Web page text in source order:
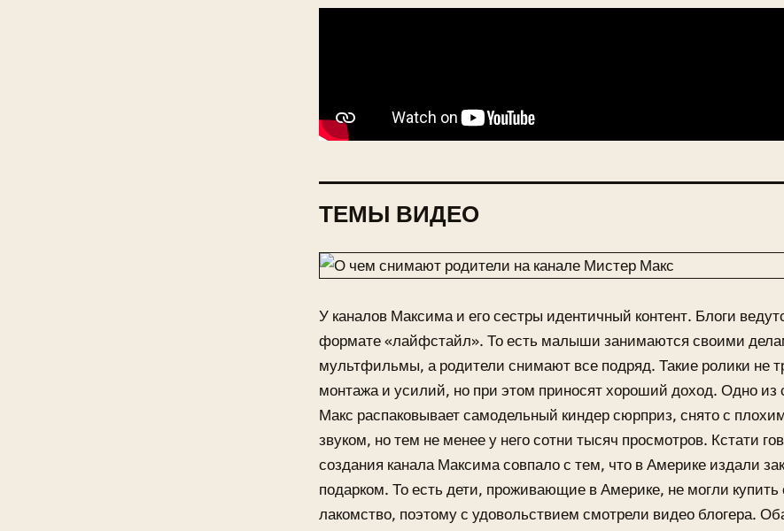
ТЕМЫ ВИДЕО
У каналов Максима и его сестры идентичный контент. Блоги
формате «лайфстайл». То есть малыши занимаются своими
мультфильмы, а родители снимают все подряд. Такие ролики не
монтажа и усилий, но при этом приносят хороший доход. Одно из
Макс распаковывает самодельный киндер сюрприз, снято с
звуком, но тем не менее у него сотни тысяч просмотров. Кстати
создания канала Максима совпало с тем, что в Америке издали
подарком. То есть дети, проживающие в Америке, не могли купить
лакомство, поэтому с удовольствием смотрели видео блогера.